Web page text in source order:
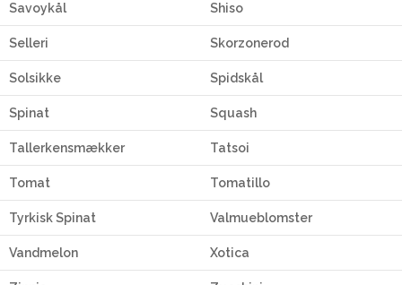
Savoykål Shiso
Selleri Skorzonerod
Solsikke Spidskål
Spinat Squash
Tallerkensmækker Tatsoi
Tomat Tomatillo
Tyrkisk Spinat Valmueblomster
Vandmelon Xotica